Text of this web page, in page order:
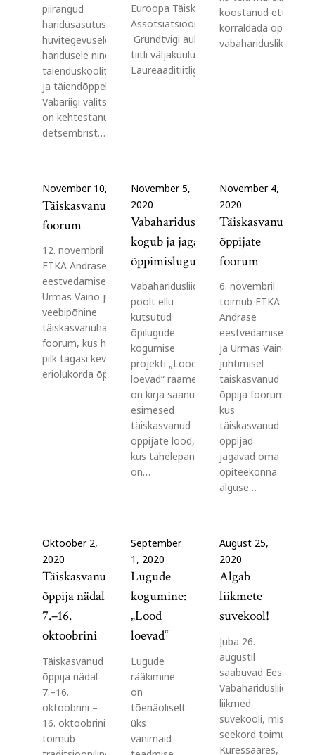
piirangud
haridusasutustele,
huvitegevusele ja –
haridusele ning
täienduskoolitusele
ja täiendõppele.
Vabariigi valitsus
on kehtestanud 14.
detsembrist…
Euroopa Täiskasvanuhariduse
Assotsiatsioon (EAEA)
Grundtvigi auhinna laureaadi
tiitli väljakuulutamisel.
Laureaaditiitliga…
koostanud
korraldada
vabahariduslikes…
November 10, 2020
Täiskasvanuhariduse
foorum
12. novembril toimub
ETKA Andrase
eestvedamisel ja
Urmas Vaino juhtimisel
veebipõhine
täiskasvanuhariduse
foorum, kus heidetakse
pilk tagasi kevadisse
eriolukorda õppija,…
November 5,
2020
Vabaharidusliit
kogub ja jagab
õppimislugusid
Vabaharidusliidu
poolt ellu
kutsutud
õpilugude
kogumise
projekti „Lood
loevad“ raames
on kirja saanud
esimesed
täiskasvanud
õppijate lood,
kus tähelepanu
on…
November 4,
2020
Täiskasvanud
õppijate
foorum
6. novembril
toimub ETKA
Andrase
eestvedamisel
ja Urmas Vaino
juhtimisel
täiskasvanud
õppija foorum,
kus
täiskasvanud
õppijad
jagavad oma
õpiteekonna
alguse…
Oktoober 2,
2020
Täiskasvanud
õppija nädal
7.–16.
oktoobrini
Täiskasvanud
õppija nädal
7.–16.
oktoobrini –
16. oktoobrini
toimub
September
1, 2020
Lugude
kogumine:
„Lood
loevad“
Lugude
rääkimine
on
tõenäoliselt
üks
vanimaid
August 25,
2020
Algab
liikmete
suvekool!
Juba 26.
augustil
saabuvad Eesti
Vabaharidusliidu
liikmed
suvekooli, mis
seekord toimub
Kuressaares,